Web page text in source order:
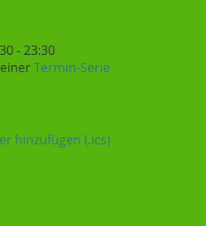
- 23:30
Termin-Serie
hinzufügen (.ics)